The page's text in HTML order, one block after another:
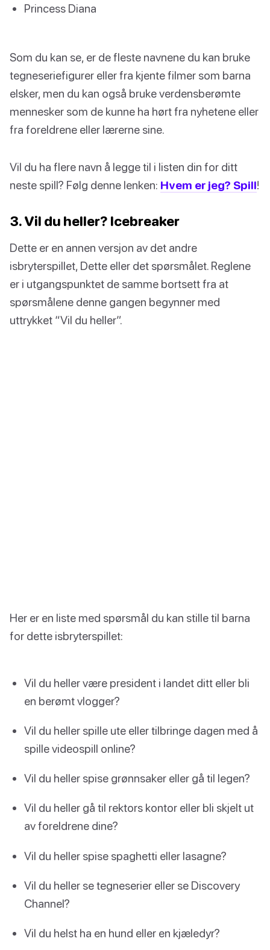
Princess Diana
Som du kan se, er de fleste navnene du kan bruke
tegneseriefigurer eller fra kjente filmer som barna
elsker, men du kan også bruke verdensberømte
mennesker som de kunne ha hørt fra nyhetene eller
fra foreldrene eller lærerne sine.
Vil du ha flere navn å legge til i listen din for ditt
neste spill? Følg denne lenken: Hvem er jeg? Spill!
3. Vil du heller? Icebreaker
Dette er en annen versjon av det andre
isbryterspillet, Dette eller det spørsmålet. Reglene
er i utgangspunktet de samme bortsett fra at
spørsmålene denne gangen begynner med
uttrykket “Vil du heller”.
Her er en liste med spørsmål du kan stille til barna
for dette isbryterspillet:
Vil du heller være president i landet ditt eller bli
en berømt vlogger?
Vil du heller spille ute eller tilbringe dagen med å
spille videospill online?
Vil du heller spise grønnsaker eller gå til legen?
Vil du heller gå til rektors kontor eller bli skjelt ut
av foreldrene dine?
Vil du heller spise spaghetti eller lasagne?
Vil du heller se tegneserier eller se Discovery
Channel?
Vil du helst ha en hund eller en kjæledyr?